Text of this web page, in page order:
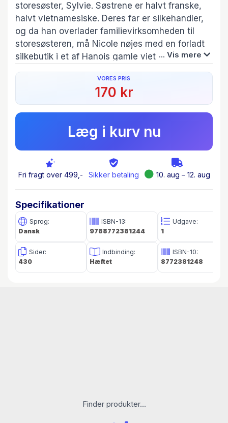
storesøster, Sylvie. Søstrene er halvt franske,
halvt vietnamesiske. Deres far er silkehandler,
og da han overlader familievirksomheden til
storesøsteren, må Nicole nøjes med en forladt
silkebutik i et af Hanois gamle vietnamesiske
kvarterer.
Området vrimler med militante oprørere, der
ikke skyer nogen midler i deres kamp mod det
franske styre. For første gang i sit ellers trygge
liv bliver Nicole konfronteret med, hvad
koloniherredømmet indebærer, og hvilke
grusomheder også hendes egen familie har
været involveret i.
Nicole er ikke kun splittet mellem loyaliteten
overfor familien og sin egen
retfærdighedsfølelse, også kærligheden
afkræver hende et umuligt valg.
... Vis mere
VORES PRIS
170 kr
Læg i kurv nu
Fri fragt over 499,- Sikker betaling 10. aug – 12. aug
Specifikationer
Sprog:
Dansk
Sider:
430
ISBN-13:
9788772381244
Indbinding:
Hæftet
Udgave:
1
ISBN-10:
8772381248
Finder produkter...